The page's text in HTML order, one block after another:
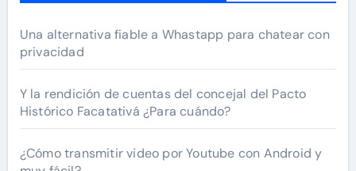
Una alternativa fiable a Whastapp para chatear con
privacidad
Y la rendición de cuentas del concejal del Pacto
Histórico Facatativá ¿Para cuándo?
¿Cómo transmitir video por Youtube con Android y